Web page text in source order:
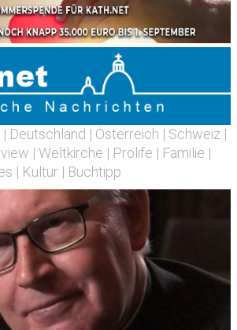
| Deutschland | Österreich | Schweiz |
| Weltkirche | Prolife | Familie |
| Kultur | Buchtipp